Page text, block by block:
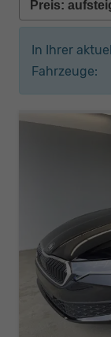
In Ihrer
Fahrzeuge: